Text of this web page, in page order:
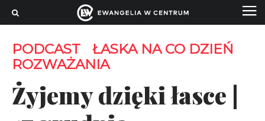
PODCAST
ŁASKA NA CO DZIEŃ
ROZWAŻANIA
Żyjemy dzięki łasce |